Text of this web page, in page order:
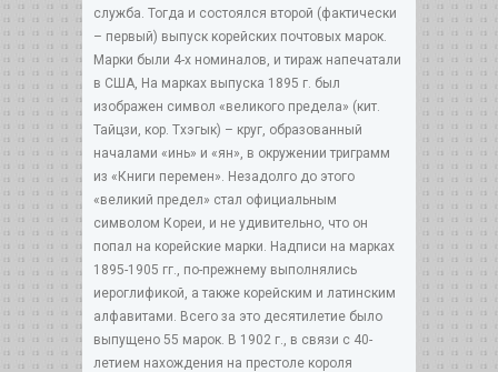
служба. Тогда и состоялся второй (фактически
– первый) выпуск корейских почтовых марок.
Марки были 4-х номиналов, и тираж напечатали
в США, На марках выпуска 1895 г. был
изображен символ «великого предела» (кит.
Тайцзи, кор. Тхэгык) – круг, образованный
началами «инь» и «ян», в окружении триграмм
из «Книги перемен». Незадолго до этого
«великий предел» стал официальным
символом Кореи, и не удивительно, что он
попал на корейские марки. Надписи на марках
1895-1905 гг., по-прежнему выполнялись
иероглификой, а также корейским и латинским
алфавитами. Всего за это десятилетие было
выпущено 55 марок. В 1902 г., в связи с 40-
летием нахождения на престоле короля